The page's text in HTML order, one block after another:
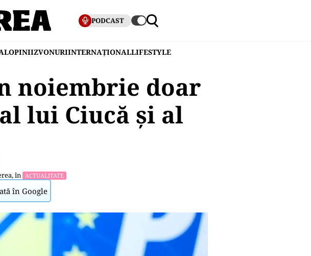
PODCAST
OPINIIZVONURIINTERNAȚIONALLIFESTYLE
noiembrie doar
lui Ciucă și al
, în ACTUALITATE
în Google